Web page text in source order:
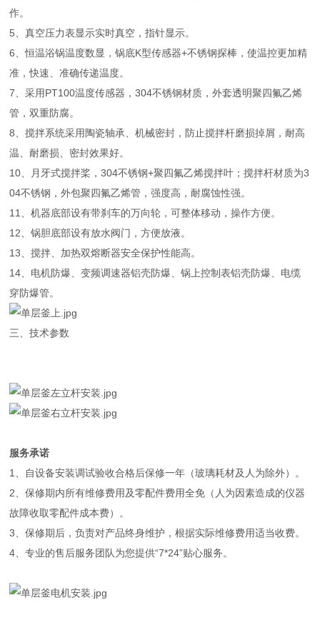
作。
5、真空压力表显示实时真空，指针显示。
6、恒温浴锅温度数显，锅底K型传感器+不锈钢探棒，使温控更加精
准，快速、准确传递温度。
7、采用PT100温度传感器，304不锈钢材质，外套透明聚四氟乙烯
管，双重防腐。
8、搅拌系统采用陶瓷轴承、机械密封，防止搅拌杆磨损掉屑，耐高
温、耐磨损、密封效果好。
10、月牙式搅拌桨，304不锈钢+聚四氟乙烯搅拌叶；搅拌杆材质为3
04不锈钢，外包聚四氟乙烯管，强度高，耐腐蚀性强。
11、机器底部设有带刹车的万向轮，可整体移动，操作方便。
12、锅胆底部设有放水阀门，方便放液。
13、搅拌、加热双熔断器安全保护性能高。
14、电机防爆、变频调速器铝壳防爆、锅上控制表铝壳防爆、电缆
穿防爆管。
三、技术参数
服务承诺
1、自设备安装调试验收合格后保修一年（玻璃耗材及人为除外）。
2、保修期内所有维修费用及零配件费用全免（人为因素造成的仪器
故障收取零配件成本费）。
3、保修期后，负责对产品终身维护，根据实际维修费用适当收费。
4、专业的售后服务团队为您提供“7*24”贴心服务。